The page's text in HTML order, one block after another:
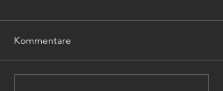
Kommentare